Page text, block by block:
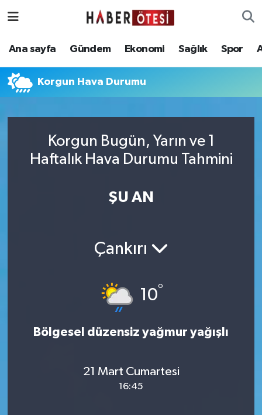
Ana sayfa Gündem Ekonomi Sağlık Spor
Korgun Hava Durumu
Korgun Bugün, Yarın ve 1
Haftalık Hava Durumu Tahmini
ŞU AN
Çankırı
10°
Bölgesel düzensiz yağmur yağışlı
21 Mart Cumartesi
16:45
Ana sayfa
Sağlık
Spor
Eskişehir Nöbetçi Eczaneler
Eskişehir Trafik Yoğunluk Haritası
Süper Lig Puan Durumu ve Fikstür